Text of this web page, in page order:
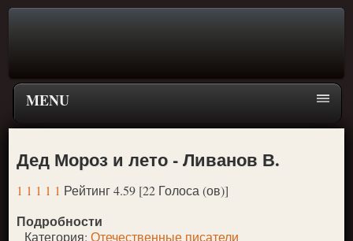
MENU
Главная страница
Поиск
ПЕРЕЙТИ К ГЛАВНОМУ МЕНЮ СКАЗОК
Новое
Дед Мороз и лето - Ливанов В.
1 1 1 1 1 Рейтинг 4.59 [22 Голоса (ов)]
Подробности
Категория:Отечественные писатели